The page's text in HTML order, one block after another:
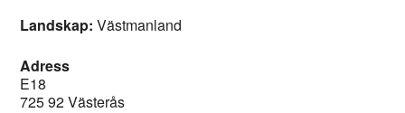
Landskap:Västmanland
Adress
E18
725 92 Västerås